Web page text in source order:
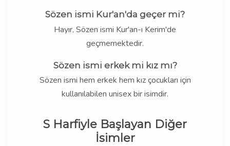
Sözen ismi Kur'an'da geçer mi?
Hayır, Sözen ismi Kur'an-ı Kerim'de
geçmemektedir.
Sözen ismi erkek mi kız mı?
Sözen ismi hem erkek hem kız çocukları için
kullanılabilen unisex bir isimdir.
S Harfiyle Başlayan Diğer
İsimler